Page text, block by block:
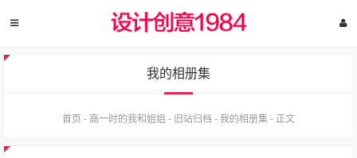
我的相册集
首页 - 高一时的我和姐姐 - 旧站归档 - 我的相册集 - 正文